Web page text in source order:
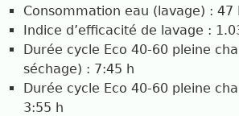
Consommation eau (lavage) : 47
Indice d’efficacité de lavage :
Durée cycle Eco 40-60 pleine
séchage) : 7:45 h
Durée cycle Eco 40-60 pleine
3:55 h